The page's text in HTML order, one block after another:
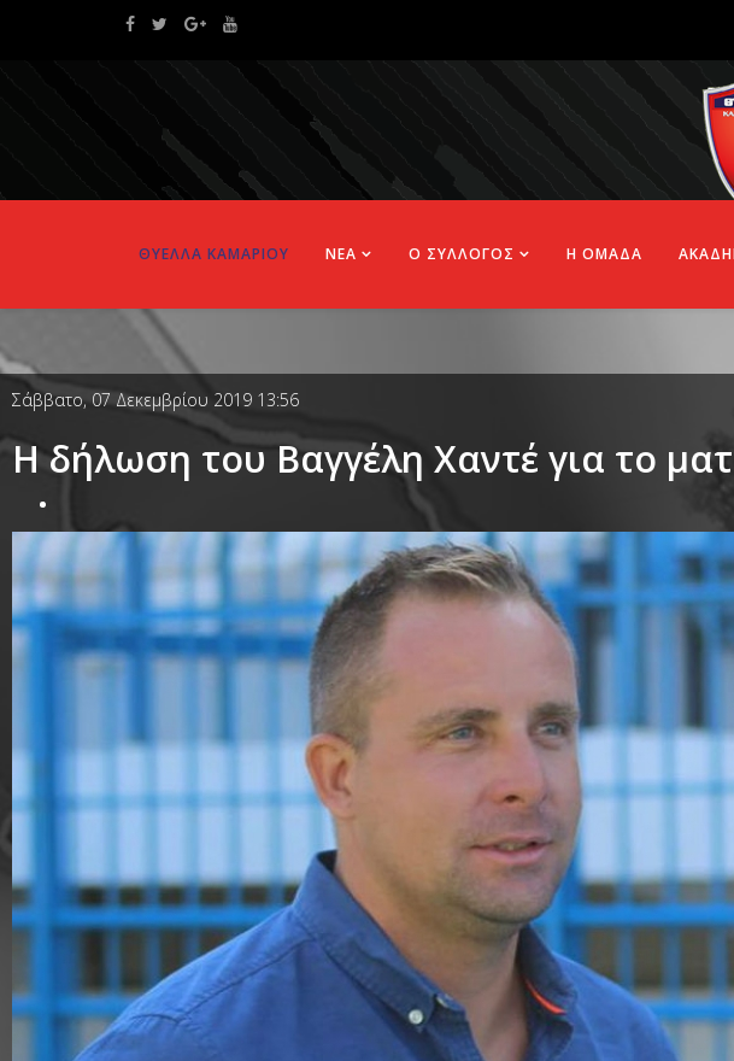
ΘΥΕΛΛΑ ΚΑΜΑΡΙΟΥ ΝΕΑ Ο ΣΥΛΛΟΓΟΣ Η ΟΜΑΔΑ
Σάββατο, 07 Δεκεμβρίου 2019 13:56
Η δήλωση του Βαγγέλη Χαντέ για το